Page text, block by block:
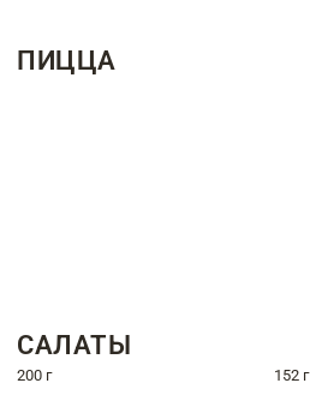
ПИЦЦА
САЛАТЫ
200 г 152 г